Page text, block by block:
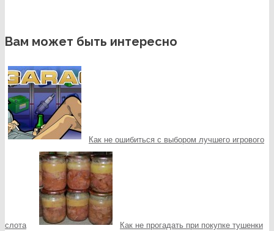
Вам может быть интересно
Как не ошибиться с выбором лучшего игрового
слота Как не прогадать при покупке тушенки